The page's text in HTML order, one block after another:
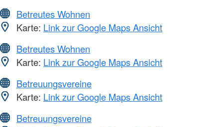
Betreutes Wohnen
Karte: Link zur Google Maps Ansicht
Betreutes Wohnen
Karte: Link zur Google Maps Ansicht
Betreuungsvereine
Karte: Link zur Google Maps Ansicht
Betreuungsvereine